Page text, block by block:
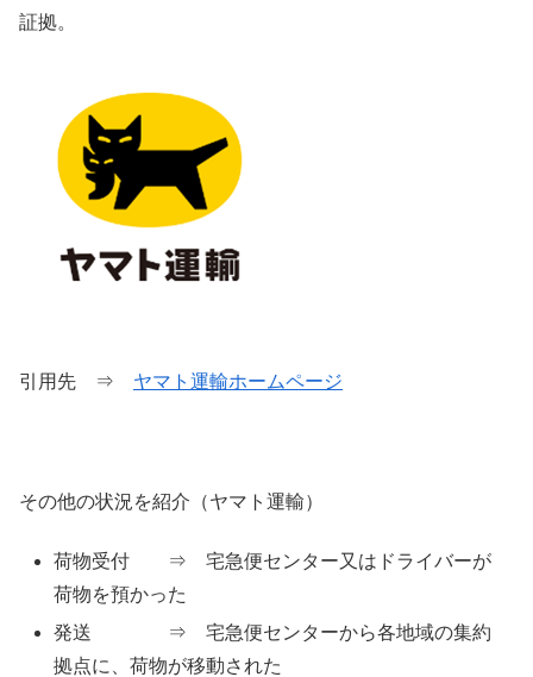
証拠。
引用先 ⇒ ヤマト運輸ホームページ
その他の状況を紹介（ヤマト運輸）
荷物受付 ⇒ 宅急便センター又はドライバーが
荷物を預かった
発送 ⇒ 宅急便センターから各地域の集約
拠点に、荷物が移動された